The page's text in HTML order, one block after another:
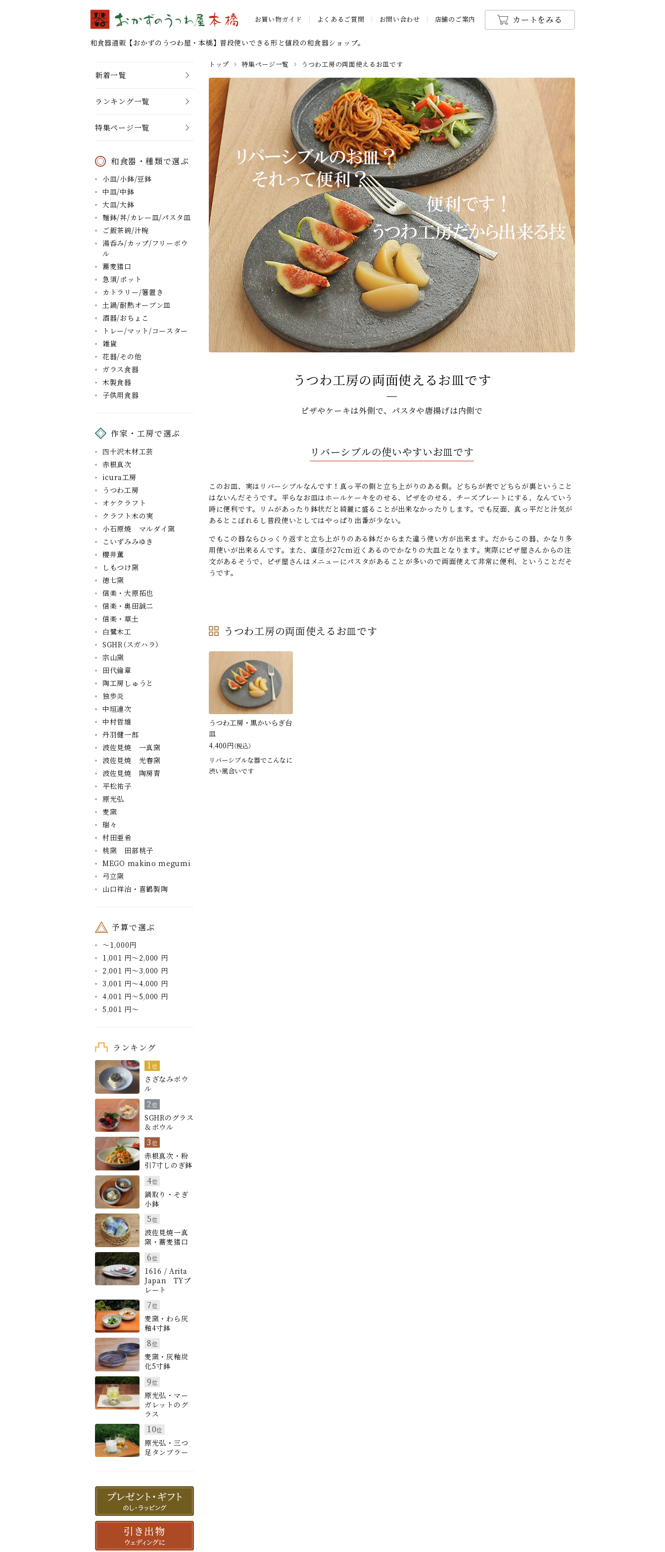
お買い物ガイド よくあるご質問 お問い合わせ 店舗のご案内 カートをみる
和食器通販 【おかずのうつわ屋・本橋】 普段使いできる形と値段の和食器ショップ。
トップ 特集ページ一覧 うつわ工房の両面使えるお皿です
うつわ工房の両面使えるお皿です
ピザやケーキは外側で、パスタや唐揚げは内側で
リバーシブルの使いやすいお皿です
このお皿、実はリバーシブルなんです！真っ平の側と立ち上がりのある側。どちらが表でどちらが裏ということ
はないんだそうです。平らなお皿はホールケーキをのせる、ピザをのせる、チーズプレートにする、なんていう
時に便利です。リムがあったり鉢状だと綺麗に盛ることが出来なかったりします。でも反面、真っ平だと汁気が
あるとこぼれるし普段使いとしてはやっぱり出番が少ない。
でもこの器ならひっくり返すと立ち上がりのある鉢だからまた違う使い方が出来ます。だからこの器、かなり多
用使いが出来るんです。また、直径が27cm近くあるのでかなりの大皿となります。実際にピザ屋さんからの注
文があるそうで、ピザ屋さんはメニューにパスタがあることが多いので両面使えて非常に便利、ということだそ
うです。
うつわ工房の両面使えるお皿です
うつわ工房・黒かいらぎ台
皿
4,400円（税込）
リバーシブルな器でこんなに
渋い風合いです
新着一覧
ランキング一覧
特集ページ一覧
和食器・種類で選ぶ
小皿/小鉢/豆鉢
中皿/中鉢
大皿/大鉢
麺鉢/丼/カレー皿/パスタ皿
ご飯茶碗/汁椀
湯呑み/カップ/フリーボウ
ル
蕎麦猪口
急須/ポット
カトラリー/箸置き
土鍋/耐熱オーブン皿
酒器/おちょこ
トレー/マット/コースター
雑貨
花器/その他
ガラス食器
木製食器
子供用食器
作家・工房で選ぶ
四十沢木材工芸
赤根真次
icura工房
うつわ工房
オケクラフト
クラフト木の実
小石原焼 マルダイ窯
こいずみみゆき
櫻井薫
しもつけ窯
徳七窯
信楽・大原拓也
信楽・奥田誠二
信楽・草土
白鷺木工
SGHR（スガハラ）
宗山窯
田代倫章
陶工房しゅうと
独歩炎
中垣連次
中村哲雄
丹羽健一郎
波佐見焼 一真窯
波佐見焼 光春窯
波佐見焼 陶房青
平松祐子
原光弘
麦窯
瑞々
村田亜希
桃窯 田部桃子
MEGO makino megumi
弓立窯
山口祥治・喜鶴製陶
予算で選ぶ
～1,000円
1,001 円～2,000 円
2,001 円～3,000 円
3,001 円～4,000 円
4,001 円～5,000 円
5,001 円～
ランキング
1位
さざなみボウ
ル
2 位
SGHRのグラス
＆ボウル
3位
赤根真次・粉
引7寸しのぎ鉢
4位
鍋取り・そぎ
小鉢
5位
波佐見焼一真
窯・蕎麦猪口
6位
1616 / Arita
Japan TYプ
レート
7位
麦窯・わら灰
釉4寸鉢
8位
麦窯・灰釉炭
化5寸鉢
9位
原光弘・マー
ガレットのグ
ラス
10位
原光弘・三つ
足タンブラー